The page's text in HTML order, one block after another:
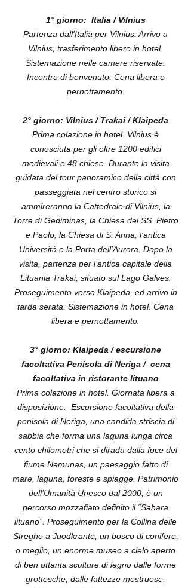
1° giorno: Italia / Vilnius
Partenza dall'Italia per Vilnius. Arrivo a
Vilnius, trasferimento libero in hotel.
Sistemazione nelle camere riservate.
Incontro di benvenuto. Cena libera e
pernottamento.
2° giorno: Vilnius / Trakai / Klaipeda
Prima colazione in hotel. Vilnius è
conosciuta per gli oltre 1200 edifici
medievali e 48 chiese. Durante la visita
guidata del tour panoramico della città con
passeggiata nel centro storico si
ammireranno la Cattedrale di Vilnius, la
Torre di Gediminas, la Chiesa dei SS. Pietro
e Paolo, la Chiesa di S. Anna, l’antica
Università e la Porta dell’Aurora. Dopo la
visita, partenza per l’antica capitale della
Lituania Trakai, situato sul Lago Galves.
Proseguimento verso Klaipeda, ed arrivo in
tarda serata. Sistemazione in hotel. Cena
libera e pernottamento.
3° giorno: Klaipeda / escursione
facoltativa Penisola di Neriga / cena
facoltativa in ristorante lituano
Prima colazione in hotel. Giornata libera a
disposizione. Escursione facoltativa della
penisola di Neriga, una candida striscia di
sabbia che forma una laguna lunga circa
cento chilometri che si dirada dalla foce del
fiume Nemunas, un paesaggio fatto di
mare, laguna, foreste e spiagge. Patrimonio
dell’Umanità Unesco dal 2000, è un
percorso mozzafiato definito il “Sahara
lituano”. Proseguimento per la Collina delle
Streghe a Juodkrantė, un bosco di conifere,
o meglio, un enorme museo a cielo aperto
di ben ottanta sculture di legno dalle forme
grottesche, dalle fattezze mostruose,